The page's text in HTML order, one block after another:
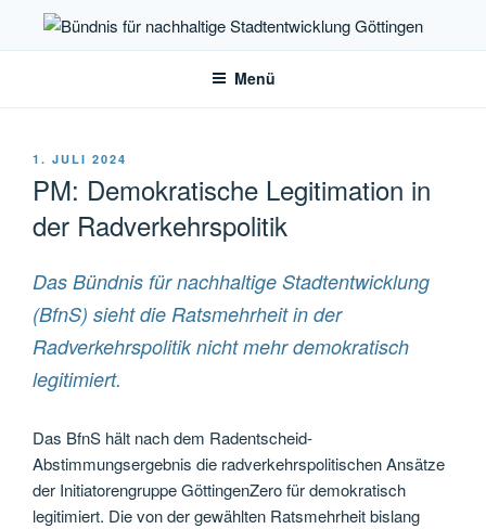
Bündnis für nachhaltige
Stadtentwicklung Göttingen
Menü
VERÖFFENTLICHT
1. JULI 2024
PM: Demokratische Legitimation in
der Radverkehrspolitik
Das Bündnis für nachhaltige Stadtentwicklung
(BfnS) sieht die Ratsmehrheit in der
Radverkehrspolitik nicht mehr demokratisch
legitimiert.
Das BfnS hält nach dem Radentscheid-
Abstimmungsergebnis die radverkehrspolitischen Ansätze
der Initiatorengruppe GöttingenZero für demokratisch
legitimiert. Die von der gewählten Ratsmehrheit bislang